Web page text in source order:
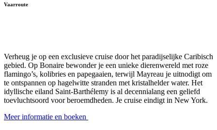
Vaarroute
Verheug je op een exclusieve cruise door het paradijselijke Caribisch
gebied. Op Bonaire bewonder je een unieke dierenwereld met roze
flamingo’s, kolibries en papegaaien, terwijl Mayreau je uitnodigt om
te ontspannen op hagelwitte stranden met kristalhelder water. Het
idyllische eiland Saint-Barthélemy is al decennialang een geliefd
toevluchtsoord voor beroemdheden. Je cruise eindigt in New York.
Meer informatie en boeken